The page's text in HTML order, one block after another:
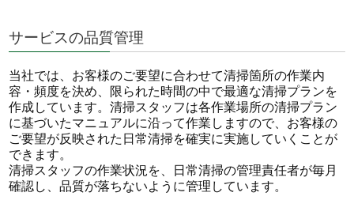
サービスの品質管理
当社では、お客様のご要望に合わせて清掃箇所の作業内
容・頻度を決め、限られた時間の中で最適な清掃プランを
作成しています。清掃スタッフは各作業場所の清掃プラン
に基づいたマニュアルに沿って作業しますので、お客様の
ご要望が反映された日常清掃を確実に実施していくことが
できます。
清掃スタッフの作業状況を、日常清掃の管理責任者が毎月
確認し、品質が落ちないように管理しています。